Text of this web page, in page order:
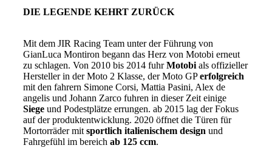
DIE LEGENDE KEHRT ZURÜCK
Mit dem JIR Racing Team unter der Führung von
GianLuca Montiron begann das Herz von Motobi erneut
zu schlagen. Von 2010 bis 2014 fuhrMotobials offizieller
Hersteller in der Moto 2 Klasse, der Moto GPerfolgreich
mit den fahrern Simone Corsi, Mattia Pasini, Alex de
angelis und Johann Zarco fuhren in dieser Zeit einige
Siegeund Podestplätze errungen. ab 2015 lag der Fokus
auf der produktentwicklung. 2020 öffnet die Türen für
Mortorräder mit sportlich italienischem design und
Fahrgefühl im bereich ab 125 ccm.